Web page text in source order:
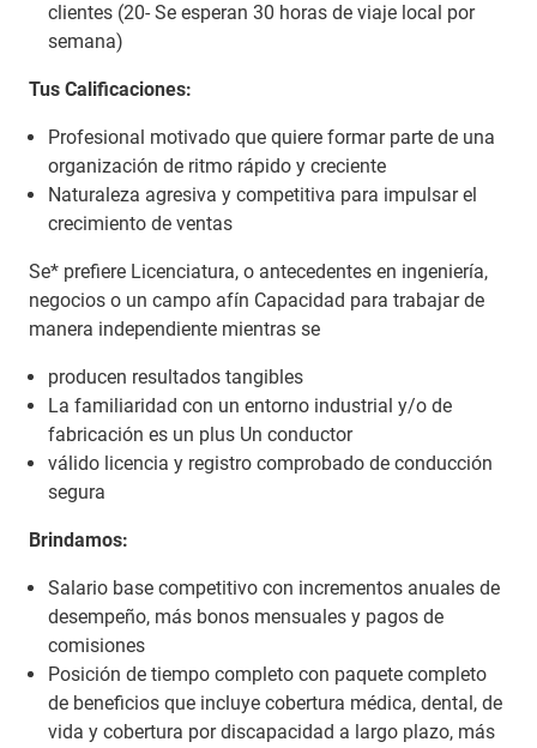
clientes (20- Se esperan 30 horas de viaje local por
semana)
Tus Calificaciones:
Profesional motivado que quiere formar parte de una
organización de ritmo rápido y creciente
Naturaleza agresiva y competitiva para impulsar el
crecimiento de ventas
Se* prefiere Licenciatura, o antecedentes en ingeniería,
negocios o un campo afín Capacidad para trabajar de
manera independiente mientras se
producen resultados tangibles
La familiaridad con un entorno industrial y/o de
fabricación es un plus Un conductor
válido licencia y registro comprobado de conducción
segura
Brindamos:
Salario base competitivo con incrementos anuales de
desempeño, más bonos mensuales y pagos de
comisiones
Posición de tiempo completo con paquete completo
de beneficios que incluye cobertura médica, dental, de
vida y cobertura por discapacidad a largo plazo, más